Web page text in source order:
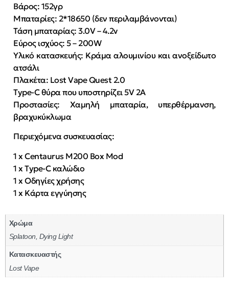
Βάρος: 152γρ
Μπαταρίες: 2*18650 (δεν περιλαμβάνονται)
Τάση μπαταρίας: 3.0V – 4.2v
Eύρος ισχύος: 5 – 200W
Υλικό κατασκευής: Κράμα αλουμινίου και ανοξείδωτο
ατσάλι
Πλακέτα: Lost Vape Quest 2.0
Type-C θύρα που υποστηρίζει 5V 2A
Προστασίες: Χαμηλή μπαταρία, υπερθέρμανση,
βραχυκύκλωμα
Περιεχόμενα συσκευασίας:
1 x Centaurus M200 Box Mod
1 x Type-C καλώδιο
1 x Οδηγίες χρήσης
1 x Κάρτα εγγύησης
Χρώμα
Splatoon, Dying Light
Κατασκευαστής
Lost Vape